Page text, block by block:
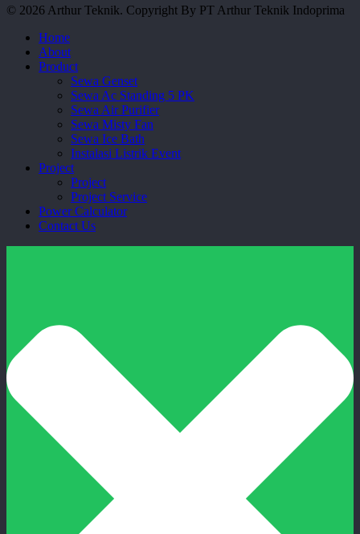
© 2026 Arthur Teknik. Copyright By PT Arthur Teknik Indoprima
Close
Menu
Home
About
Product
Sewa Genset
Sewa Ac Standing 5 PK
Sewa Air Purifier
Sewa Misty Fan
Sewa Ice Bath
Instalasi Listrik Event
Project
Project
Project Service
Power Calculator
Contact Us